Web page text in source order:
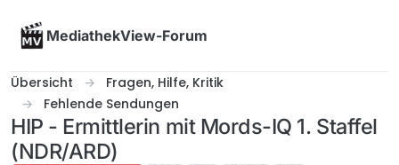
MediathekView-Forum
Übersicht
Fragen, Hilfe, Kritik
Fehlende Sendungen
HIP - Ermittlerin mit Mords-IQ 1. Staffel
(NDR/ARD)